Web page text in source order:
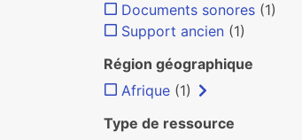
Documents sonores (1)
Support ancien (1)
Région géographique
Afrique (1)
Type de ressource